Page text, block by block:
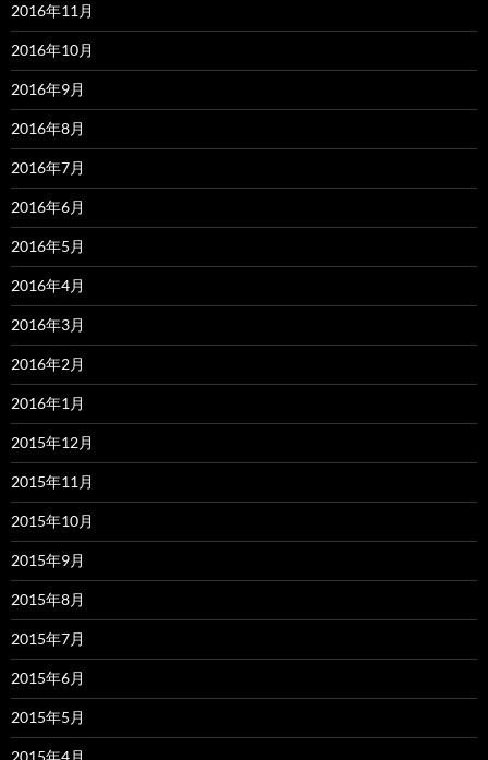
2016年11月
2016年10月
2016年9月
2016年8月
2016年7月
2016年6月
2016年5月
2016年4月
2016年3月
2016年2月
2016年1月
2015年12月
2015年11月
2015年10月
2015年9月
2015年8月
2015年7月
2015年6月
2015年5月